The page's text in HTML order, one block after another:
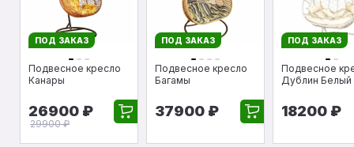
ПОД ЗАКАЗ
Подвесное кресло
Канары
26900 ₽
29900 ₽
ПОД ЗАКАЗ
Подвесное кресло
Багамы
37900 ₽
ПОД ЗАКАЗ
Подвесное
Дублин Белый
18200 ₽